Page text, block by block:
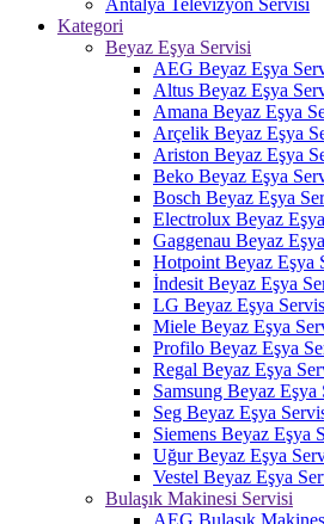
Antalya Televizyon Servisi
Kategori
Beyaz Eşya Servisi
AEG Beyaz Eşya
Altus Beyaz Eşya
Amana Beyaz Eşya
Arçelik Beyaz Eşya
Ariston Beyaz Eşya
Beko Beyaz Eşya
Bosch Beyaz Eşya
Electrolux Beyaz
Gaggenau Beyaz
Hotpoint Beyaz Eşya
İndesit Beyaz Eşya
LG Beyaz Eşya
Miele Beyaz Eşya
Profilo Beyaz Eşya
Regal Beyaz Eşya
Samsung Beyaz Eşya
Seg Beyaz Eşya
Siemens Beyaz Eşya
Uğur Beyaz Eşya
Vestel Beyaz Eşya
Bulaşık Makinesi Servisi
AEG Bulaşık